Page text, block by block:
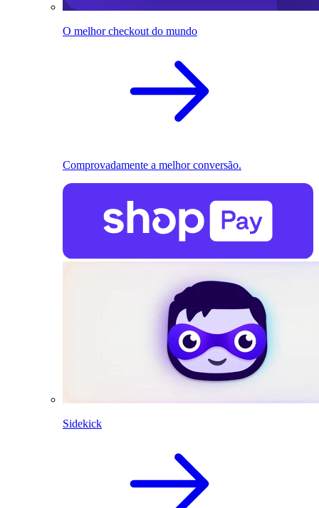
O melhor checkout do mundo
Comprovadamente a melhor conversão.
Sidekick